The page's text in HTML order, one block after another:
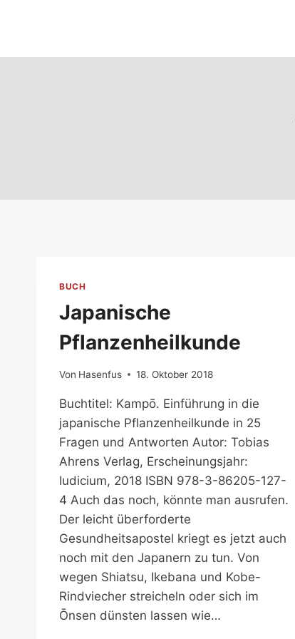
BUCH
Japanische
Pflanzenheilkunde
Von Hasenfus 18. Oktober 2018
Buchtitel: Kampō. Einführung in die
japanische Pflanzenheilkunde in 25
Fragen und Antworten Autor: Tobias
Ahrens Verlag, Erscheinungsjahr:
Iudicium, 2018 ISBN 978-3-86205-127-
4 Auch das noch, könnte man ausrufen.
Der leicht überforderte
Gesundheitsapostel kriegt es jetzt auch
noch mit den Japanern zu tun. Von
wegen Shiatsu, Ikebana und Kobe-
Rindviecher streicheln oder sich im
Ōnsen dünsten lassen wie…